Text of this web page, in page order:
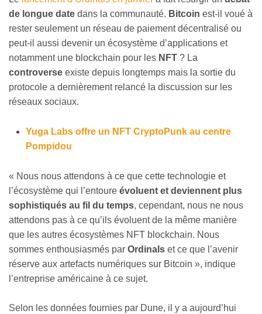
de longue date dans la communauté. Bitcoin est-il voué à
rester seulement un réseau de paiement décentralisé ou
peut-il aussi devenir un écosystème d’applications et
notamment une blockchain pour les NFT ? La
controverse existe depuis longtemps mais la sortie du
protocole a dernièrement relancé la discussion sur les
réseaux sociaux.
Yuga Labs offre un NFT CryptoPunk au centre
Pompidou
« Nous nous attendons à ce que cette technologie et
l’écosystème qui l’entoure évoluent et deviennent plus
sophistiqués au fil du temps, cependant, nous ne nous
attendons pas à ce qu’ils évoluent de la même manière
que les autres écosystèmes NFT blockchain. Nous
sommes enthousiasmés par Ordinals et ce que l’avenir
réserve aux artefacts numériques sur Bitcoin », indique
l’entreprise américaine à ce sujet.
Selon les données fournies par Dune, il y a aujourd’hui